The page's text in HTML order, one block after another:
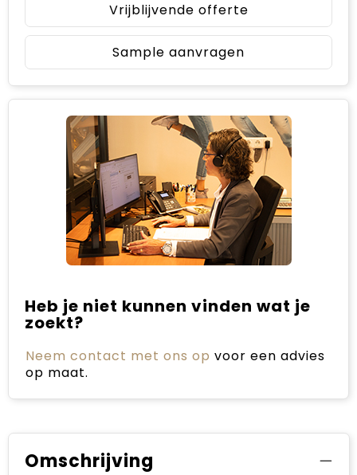
Vrijblijvende offerte
Sample aanvragen
Heb je niet kunnen vinden wat je
zoekt?
Neem contact met ons op voor een advies
op maat.
Omschrijving